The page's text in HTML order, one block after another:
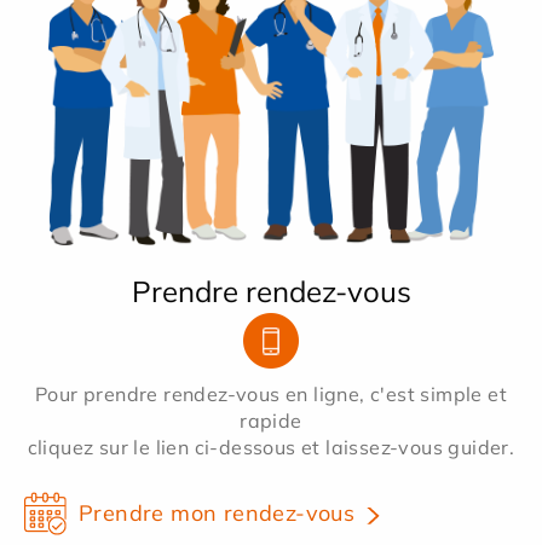
Prendre rendez-vous
Pour prendre rendez-vous en ligne, c'est simple et
rapide
cliquez sur le lien ci-dessous et laissez-vous guider.
Prendre mon rendez-vous